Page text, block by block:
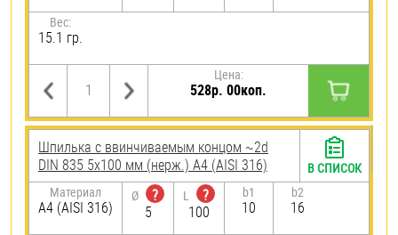
Вес:
15.1 гр.
Цена:
528р. 00коп.
Шпилька c ввинчиваемым концом ~2d
DIN 835 5х100 мм (нерж.) A4 (AISI 316)
Материал
A4 (AISI 316)
Ø
?
5
L
?
100
b1
10
b2
16
В СПИСОК